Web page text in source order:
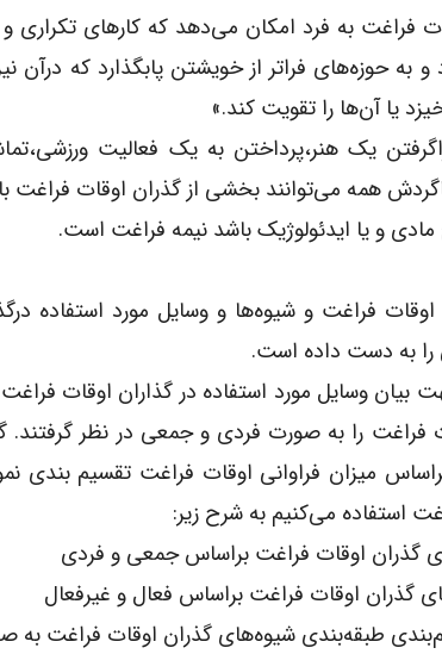
فراغت به فرد امکان می‌دهد که کارهای تکراری
حوزه‌های فراتر از خویشتن پابگذارد که درآن
یا آن‌ها را تقویت کند.»
یک هنر،پرداختن به یک فعالیت
همه می‌توانند بخشی از گذران اوقات فراغت باشد.(
مادی و یا ایدئولوژیک باشد نیمه فراغت است.
اوقات فراغت و شیوه‌ها و وسایل مورد استفاده
را به دست داده است.
بیان وسایل مورد استفاده در گذاران اوقات
فراغت را به صورت فردی و جمعی در نظر گرفتند.
میزان فراوانی اوقات فراغت تقسیم بندی
استفاده می‌کنیم به شرح زیر:
طبقه‌بندی شیوه‌های گذران اوقات فراغت